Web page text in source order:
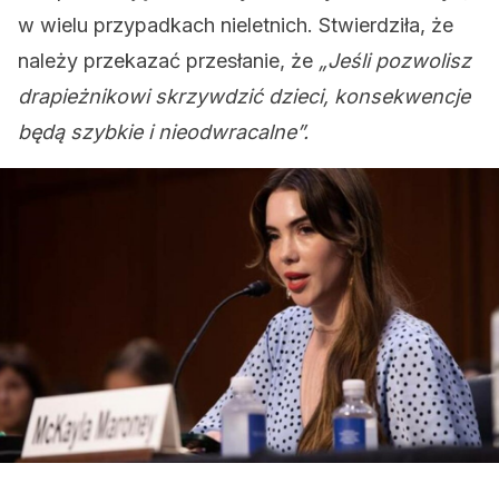
w wielu przypadkach nieletnich. Stwierdziła, że
należy przekazać przesłanie, że „Jeśli pozwolisz
drapieżnikowi skrzywdzić dzieci, konsekwencje
będą szybkie i nieodwracalne”.